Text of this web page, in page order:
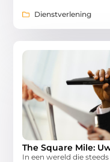
Dienstverlening
The Square Mile:
In een wereld die